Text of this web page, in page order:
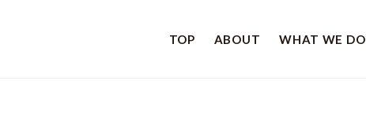
TOP ABOUT WHAT WE DO